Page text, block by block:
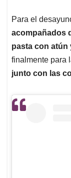
Para el
acompañados
pasta con atún
finalmente para
junto con las